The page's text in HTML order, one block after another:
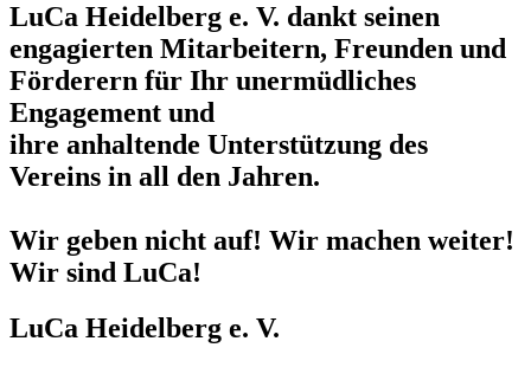
LuCa Heidelberg e. V. dankt seinen
engagierten Mitarbeitern, Freunden und
Förderern für Ihr unermüdliches
Engagement und
ihre anhaltende Unterstützung des
Vereins in all den Jahren.
Wir geben nicht auf! Wir machen weiter!
Wir sind LuCa!
LuCa Heidelberg e. V.